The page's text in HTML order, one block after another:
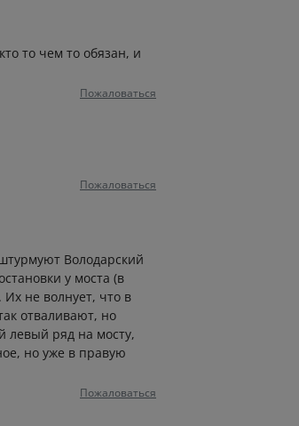
то чем то обязан, и
Пожаловаться
Пожаловаться
Володарский
у моста (в
не волнует, что в
отваливают, но
левый ряд на мосту,
но уже в правую
Пожаловаться